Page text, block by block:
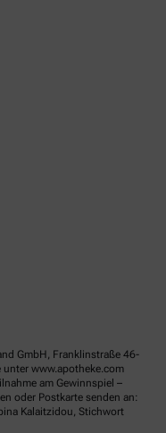
GmbH, Franklinstraße 46-
www.apotheke.com
am Gewinnspiel –
oder Postkarte senden an:
Kalaitzidou, Stichwort